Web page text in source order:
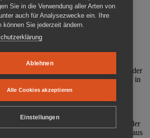
Zuchthaus Cottbus ist ein Ort
Anschaulich, nah und
der DDR gründeten im Oktober
Cottbus e. V. (MRZ), der
ehemaligen Gefängnisses (1860-2002) in
Träger der Gedenkstätte Zuchthaus
der Arbeit der Gedenkstätte steht die
politischem Unrecht während der
Terrorherrschaft und der SED-Diktatur.
Dauer- und Sonderausstellungen in der
Cottbus Beispiele politischen Unrechts aus
Sie in die Verwendung aller Arten von
auch für Analysezwecke ein. Ihre
können Sie jederzeit ändern.
Ablehnen
Alle Cookies akzeptieren
Einstellungen